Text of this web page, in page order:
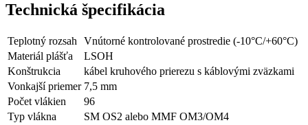
Technická špecifikácia
Teplotný rozsah
Vnútorné kontrolované prostredie (-10°C/+60°C)
Materiál plášťa
LSOH
Konštrukcia
kábel kruhového prierezu s káblovými zväzkami
Vonkajší priemer 7,5 mm
Počet vlákien
96
Typ vlákna
SM OS2 alebo MMF OM3/OM4